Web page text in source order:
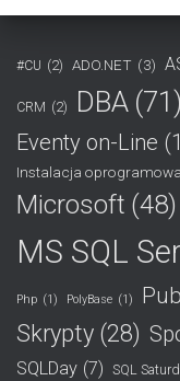
#CU (2) ADO.NET (3)
CRM (2) DBA (71)
Eventy on-Line
Instalacja
Microsoft (48)
MS SQL
Php (1) PolyBase (1)
Skrypty (28)
SQLDay (7) SQL